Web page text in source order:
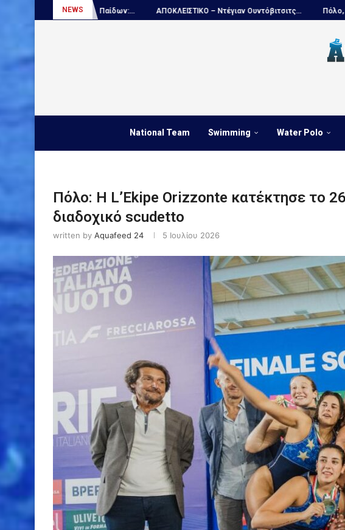
NEWS
ΑΠΟΚΛΕΙΣΤΙΚΟ – Ντέγιαν Ουντόβιτσιτς... Πόλο, Εθνική Νέων Ανδρών...
National Team Swimming Water Polo
Πόλο: Η L’Ekipe Orizzonte κατέκτησε το
διαδοχικό scudetto
written by Aquafeed 24 5 Ιουλίου 2026